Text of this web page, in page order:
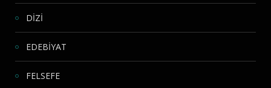
DİZİ
EDEBİYAT
FELSEFE